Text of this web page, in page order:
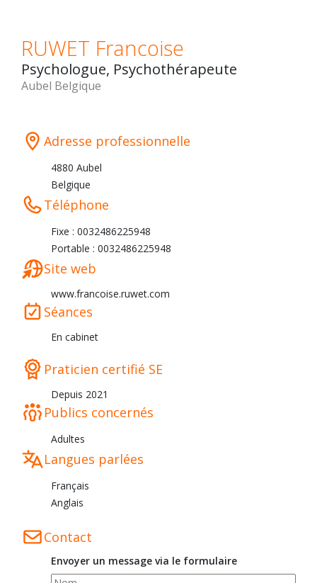
RUWET Francoise
Psychologue, Psychothérapeute
Aubel Belgique
Adresse professionnelle
4880 Aubel
Belgique
Téléphone
Fixe : 0032486225948
Portable : 0032486225948
Site web
www.francoise.ruwet.com
Séances
En cabinet
Praticien certifié SE
Depuis 2021
Publics concernés
Adultes
Langues parlées
Français
Anglais
Contact
Envoyer un message via le formulaire